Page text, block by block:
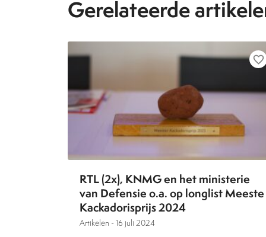
Gerelateerde
favorite_border
RTL (2x), KNMG en het ministerie
van Defensie o.a. op longlist Meeste
Kackadorisprijs 2024
Artikelen - 16 juli 2024